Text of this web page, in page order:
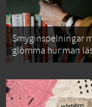
Smyginspelningar
glömma hur man